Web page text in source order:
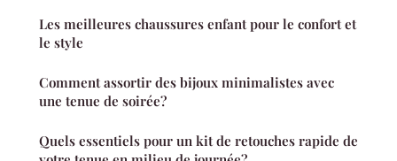
Les meilleures chaussures enfant pour le confort et
le style
Comment assortir des bijoux minimalistes avec
une tenue de soirée?
Quels essentiels pour un kit de retouches rapide de